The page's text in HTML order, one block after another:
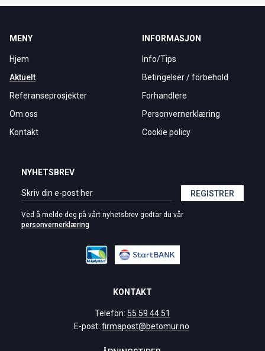
MENY
Hjem
Aktuelt
Referanseprosjekter
Om oss
Kontakt
INFORMASJON
Info/Tips
Betingelser / forbehold
Forhandlere
Personvernerklæring
Cookie policy
NYHETSBREV
REGISTRER
Ved å melde deg på vårt nyhetsbrev godtar du vår
personvernerklæring
KONTAKT
Telefon: 55 59 44 51
E-post: firmapost@betomur.no